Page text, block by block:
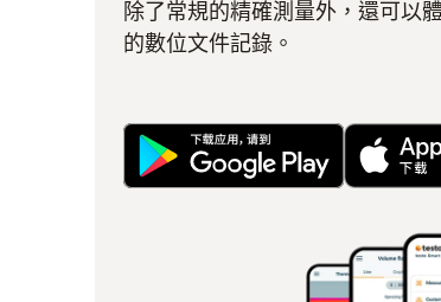
除了常規的精確測量外，還可以
的數位文件記錄。